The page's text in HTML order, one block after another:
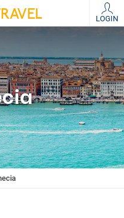
LOGIN